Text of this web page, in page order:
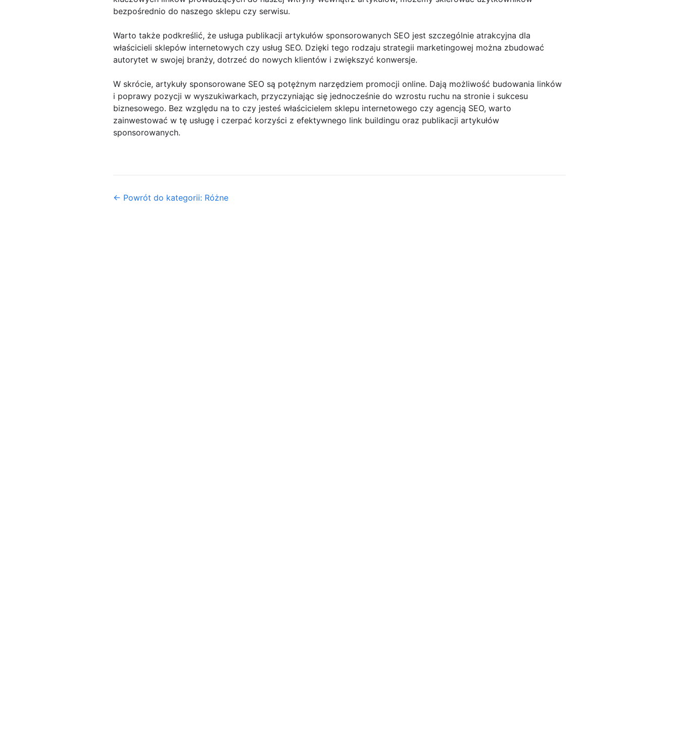
bezpośrednio do naszego sklepu czy serwisu.
Warto także podkreślić, że usługa publikacji artykułów sponsorowanych SEO jest szczególnie atrakcyjna dla
właścicieli sklepów internetowych czy usług SEO. Dzięki tego rodzaju strategii marketingowej można zbudować
autorytet w swojej branży, dotrzeć do nowych klientów i zwiększyć konwersje.
W skrócie, artykuły sponsorowane SEO są potężnym narzędziem promocji online. Dają możliwość budowania linków
i poprawy pozycji w wyszukiwarkach, przyczyniając się jednocześnie do wzrostu ruchu na stronie i sukcesu
biznesowego. Bez względu na to czy jesteś właścicielem sklepu internetowego czy agencją SEO, warto
zainwestować w tę usługę i czerpać korzyści z efektywnego link buildingu oraz publikacji artykułów
sponsorowanych.
← Powrót do kategorii: Różne